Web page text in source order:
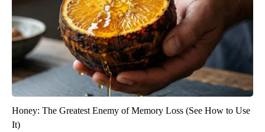
Honey: The Greatest Enemy of Memory Loss (See How to Use
It)